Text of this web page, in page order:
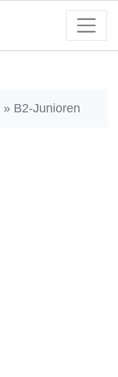
» B2-Junioren